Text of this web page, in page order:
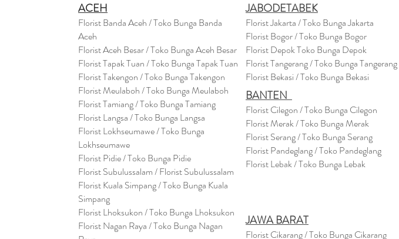
ACEH
Florist Banda Aceh / Toko Bunga Banda
Aceh
Florist Aceh Besar / Toko Bunga Aceh Besar
Florist Tapak Tuan / Toko Bunga Tapak Tuan
Florist Takengon / Toko Bunga Takengon
Florist Meulaboh / Toko Bunga Meulaboh
Florist Tamiang / Toko Bunga Tamiang
Florist Langsa / Toko Bunga Langsa
Florist Lokhseumawe / Toko Bunga
Lokhseumawe
Florist Pidie / Toko Bunga Pidie
Florist Subulussalam / Florist Subulussalam
Florist Kuala Simpang / Toko Bunga Kuala
Simpang
Florist Lhoksukon / Toko Bunga Lhoksukon
Florist Nagan Raya / Toko Bunga Nagan
JABODETABEK
Florist Jakarta / Toko Bunga Jakarta
Florist Bogor / Toko Bunga Bogor
Florist Depok Toko Bunga Depok
Florist Tangerang / Toko Bunga Tangerang
Florist Bekasi / Toko Bunga Bekasi
BANTEN
Florist Cilegon / Toko Bunga Cilegon
Florist Merak / Toko Bunga Merak
Florist Serang / Toko Bunga Serang
Florist Pandeglang / Toko Pandeglang
Florist Lebak / Toko Bunga Lebak
JAWA BARAT
Florist Cikarang/ Toko Bunga Cikarang